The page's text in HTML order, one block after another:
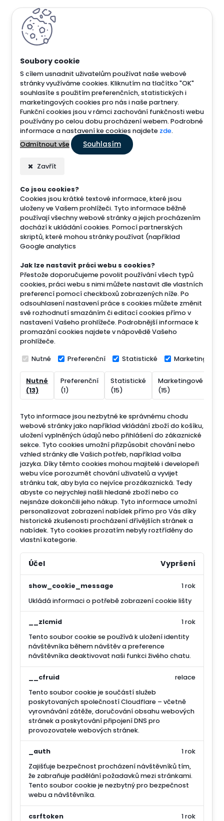
S cílem usnadnit uživatelům používat naše webové
stránky využíváme cookies. Kliknutím na tlačítko "OK"
souhlasíte s použitím preferenčních, statistických i
marketingových cookies pro nás i naše partnery.
Funkční cookies jsou v rámci zachování funkčnosti webu
používány po celou dobu procházení webem. Podrobné
informace a nastavení ke cookies najdete zde.
Odmítnout vše
Souhlasím
Zavřít
Co jsou cookies?
Cookies jsou krátké textové informace, které jsou
uloženy ve Vašem prohlížeči. Tyto informace běžně
používají všechny webové stránky a jejich procházením
dochází k ukládání cookies. Pomocí partnerských
skriptů, které mohou stránky používat (například
Google analytics
Jak lze nastavit práci webu s cookies?
Přestože doporučujeme povolit používání všech typů
cookies, práci webu s nimi můžete nastavit dle vlastních
preferencí pomocí checkboxů zobrazených níže. Po
odsouhlasení nastavení práce s cookies můžete změnit
své rozhodnutí smazáním či editací cookies přímo v
nastavení Vašeho prohlížeče. Podrobnější informace k
promazání cookies najdete v nápovědě Vašeho
prohlížeče.
Nutné Preferenční Statistické Marketingové
Nutné
(13)
Preferenční
(1)
Statistické
(15)
Marketingové
(15)
Tyto informace jsou nezbytné ke správnému chodu
webové stránky jako například vkládání zboží do košíku,
uložení vyplněných údajů nebo přihlášení do zákaznické
sekce. Tyto cookies umožní přizpůsobit chování nebo
vzhled stránky dle Vašich potřeb, například volba
jazyka. Díky těmto cookies mohou majitelé i developeři
webu více porozumět chování uživatelů a vyvijet
stránku tak, aby byla co nejvíce prozákaznická. Tedy
abyste co nejrychleji našli hledané zboží nebo co
nejsnáze dokončili jeho nákup. Tyto informace umožní
personalizovat zobrazení nabídek přímo pro Vás díky
historické zkušenosti procházení dřívějších stránek a
nabídek. Tyto cookies prozatím nebyly roztříděny do
vlastní kategorie.
Účel Vypršení
show_cookie_message
Ukládá informaci o potřebě zobrazení cookie lišty
1 rok
__zlcmid
Tento soubor cookie se používá k uložení identity
návštěvníka během návštěv a preference
návštěvníka deaktivovat naši funkci živého chatu.
1 rok
__cfruid
Tento soubor cookie je součástí služeb
poskytovaných společností Cloudflare – včetně
vyrovnávání zátěže, doručování obsahu webových
stránek a poskytování připojení DNS pro
provozovatele webových stránek.
relace
_auth
Zajišťuje bezpečnost procházení návštěvníků tím,
že zabraňuje padělání požadavků mezi stránkami.
Tento soubor cookie je nezbytný pro bezpečnost
webu a návštěvníka.
1 rok
csrftoken
1 rok